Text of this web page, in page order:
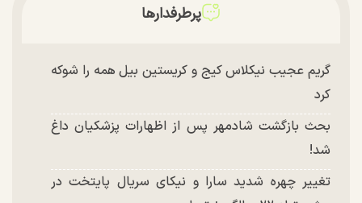
پرطرفدارها
گریم عجیب نیکلاس کیج و کریستین بیل همه را شوکه
کرد
بحث بازگشت شادمهر پس از اظهارات پزشکیان داغ
شد!
تغییر چهره شدید سارا و نیکای سریال پایتخت در